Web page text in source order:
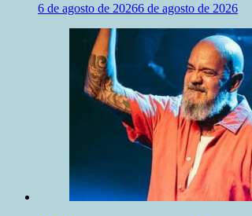
6 de agosto de 20266 de agosto de 2026